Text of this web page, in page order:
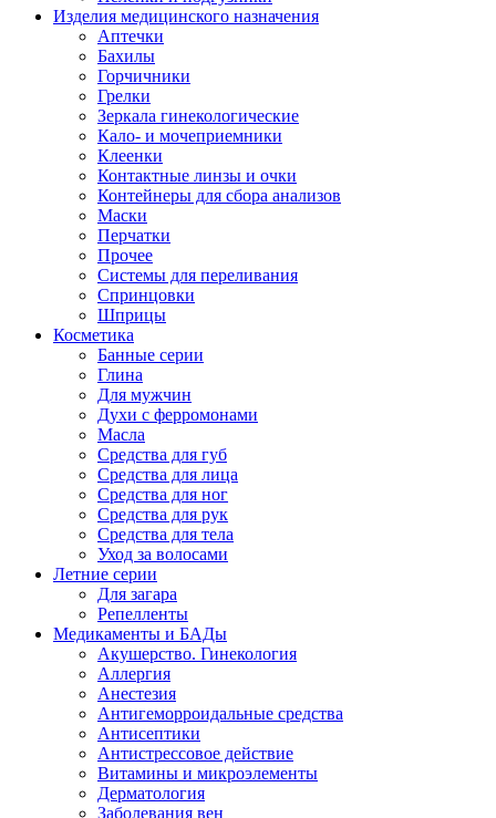
Изделия медицинского назначения
Аптечки
Бахилы
Горчичники
Грелки
Зеркала гинекологические
Кало- и мочеприемники
Клеенки
Контактные линзы и очки
Контейнеры для сбора анализов
Маски
Перчатки
Прочее
Системы для переливания
Спринцовки
Шприцы
Косметика
Банные серии
Глина
Для мужчин
Духи с ферромонами
Масла
Средства для губ
Средства для лица
Средства для ног
Средства для рук
Средства для тела
Уход за волосами
Летние серии
Для загара
Репелленты
Медикаменты и БАДы
Акушерство. Гинекология
Аллергия
Анестезия
Антигеморроидальные средства
Антисептики
Антистрессовое действие
Витамины и микроэлементы
Дерматология
Заболевания вен